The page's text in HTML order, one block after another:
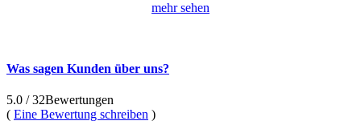
mehr sehen
Was sagen Kunden über uns?
5.0 / 32Bewertungen
( Eine Bewertung schreiben )